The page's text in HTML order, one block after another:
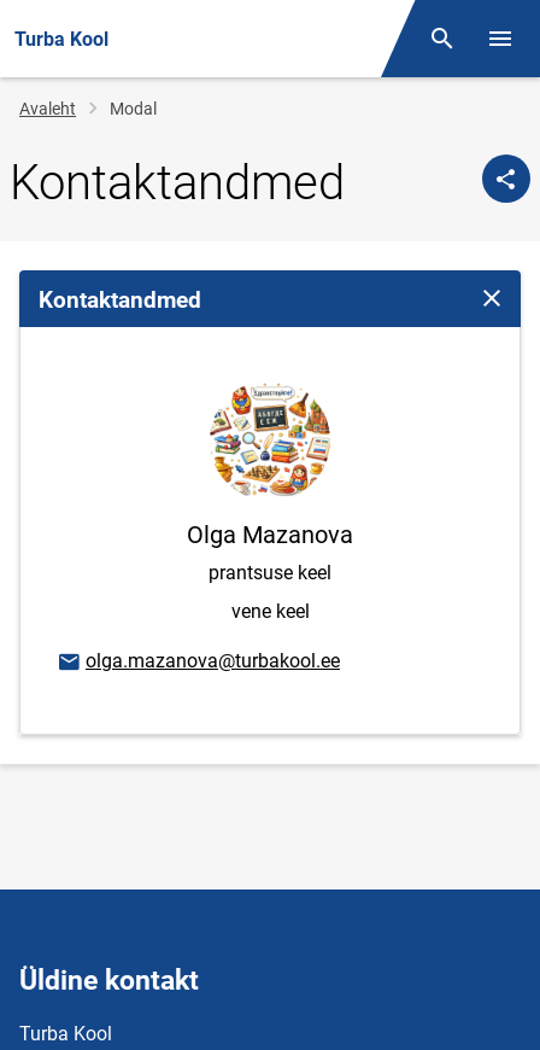
Turba Kool Otsing
Jälglink
Avaleht Modal
Kontaktandmed
Kontaktandmed Sulge
Olga Mazanova
prantsuse keel
vene keel
E-posti aadress
olga.mazanova@turbakool.ee
Üldine kontakt
Turba Kool